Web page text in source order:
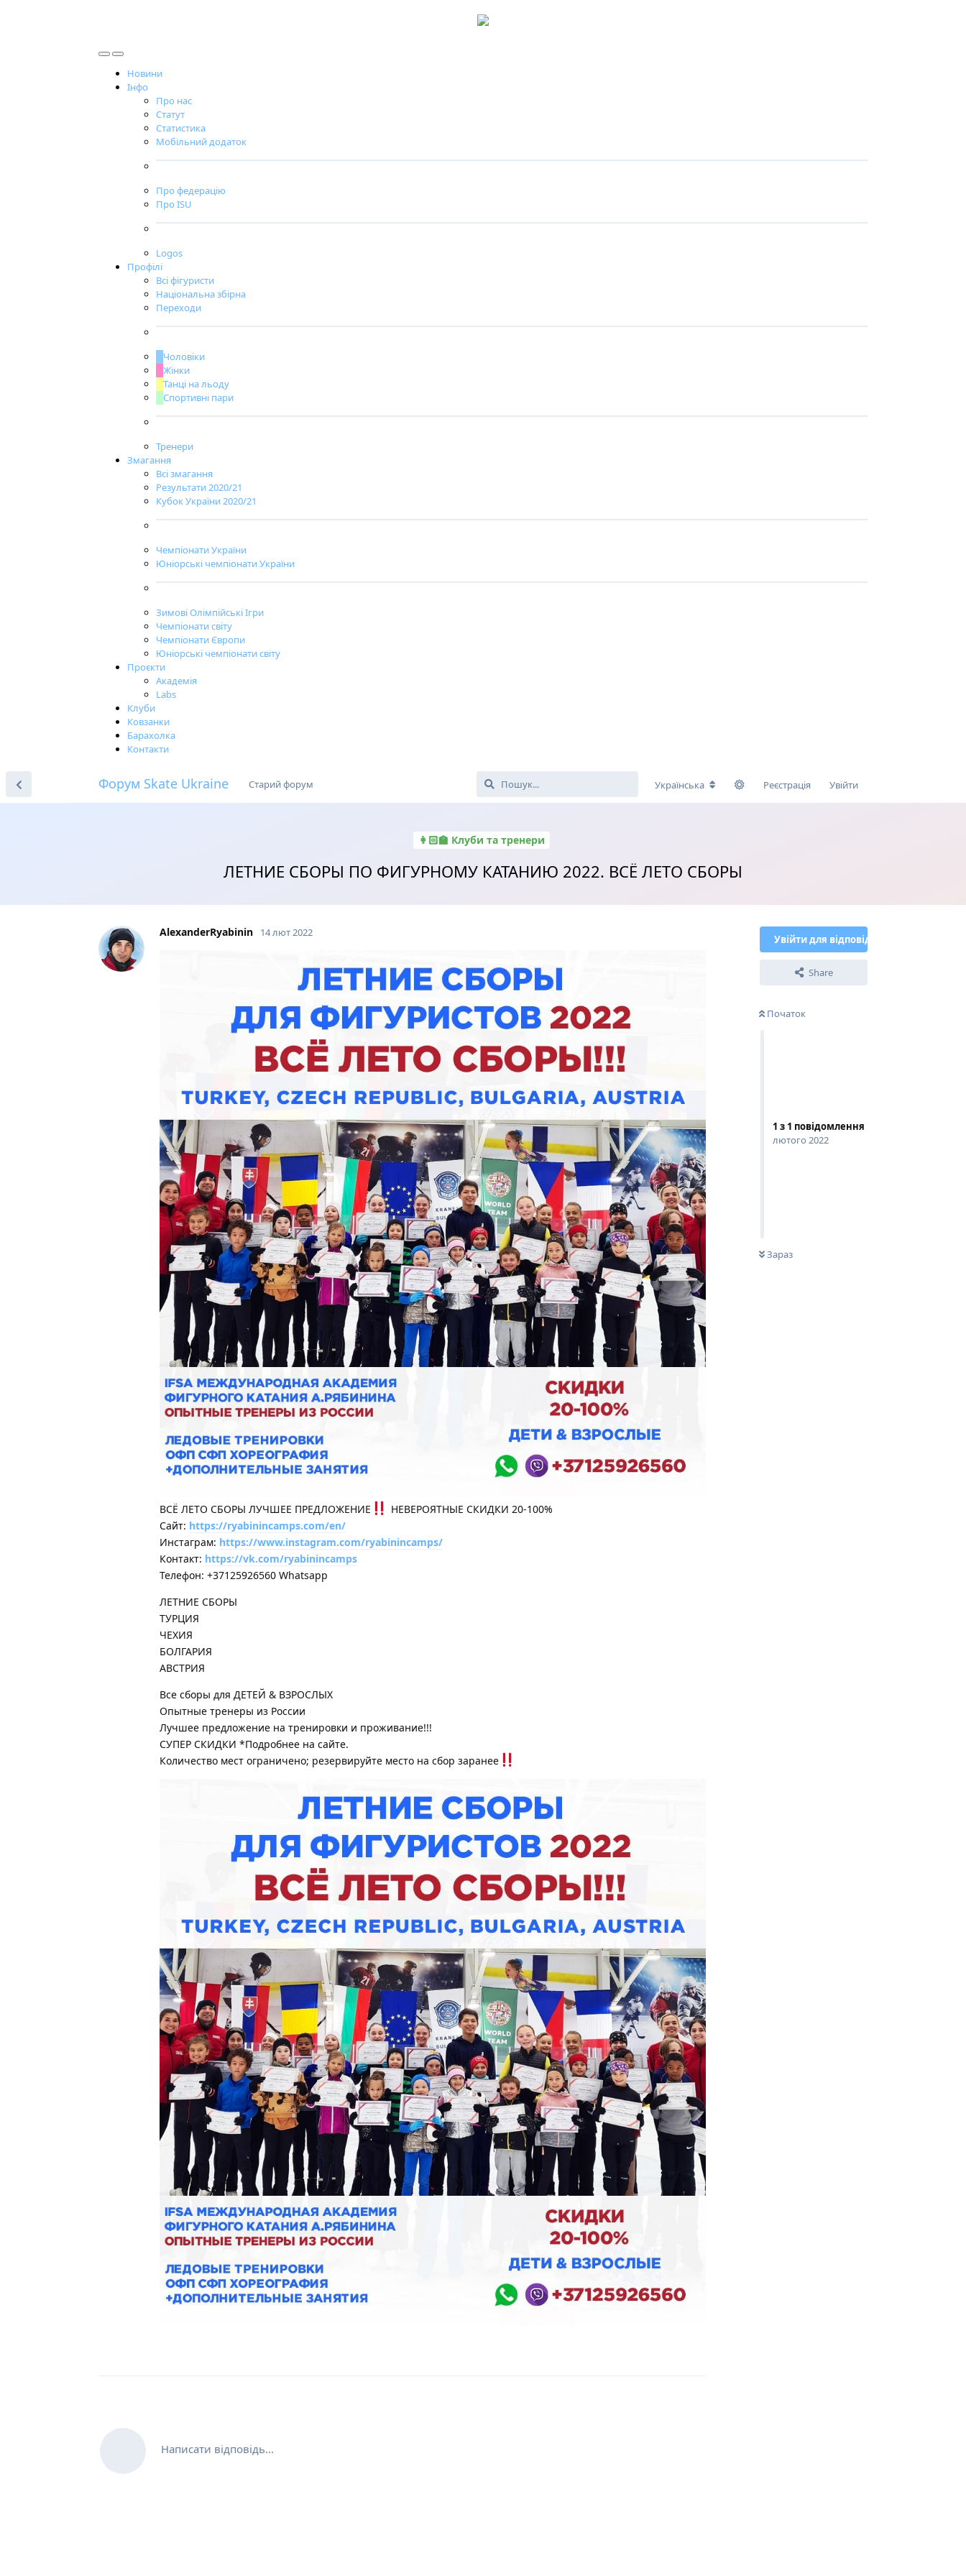
Новини
Інфо
Про нас
Статут
Статистика
Мобільний додаток
Про федерацію
Про ISU
Logos
Профілі
Всі фігуристи
Національна збірна
Переходи
Чоловіки
Жінки
Танці на льоду
Спортивні пари
Тренери
Змагання
Всі змагання
Результати 2020/21
Кубок України 2020/21
Чемпіонати України
Юніорські чемпіонати України
Зимові Олімпійські Ігри
Чемпіонати світу
Чемпіонати Європи
Юніорські чемпіонати світу
Проєкти
Академія
Labs
Клуби
Ковзанки
Барахолка
Контакти
Форум Skate Ukraine Старий форум Українська Реєстрація Увійти
👩🏻‍🏫 Клуби та тренери
ЛЕТНИЕ СБОРЫ ПО ФИГУРНОМУ КАТАНИЮ 2022. ВСЁ ЛЕТО СБОРЫ
Увійти для відповіді
Share
Початок
1 з 1 повідомлення
лютого 2022
Зараз
AlexanderRyabinin 14 лют 2022
ВСЁ ЛЕТО СБОРЫ ЛУЧШЕЕ ПРЕДЛОЖЕНИЕ
НЕВЕРОЯТНЫЕ СКИДКИ 20-100%
Сайт: https://ryabinincamps.com/en/
Инстаграм: https://www.instagram.com/ryabinincamps/
Контакт: https://vk.com/ryabinincamps
Телефон: +37125926560 Whatsapp
ЛЕТНИЕ СБОРЫ
TУРЦИЯ
ЧЕХИЯ
БОЛГАРИЯ
AВСТРИЯ
Все сборы для ДЕТЕЙ & ВЗРОСЛЫХ
Опытные тренеры из России
Лучшее предложение на тренировки и проживание!!!
СУПЕР СКИДКИ *Подробнее на сайте.
Количество мест ограничено; резервируйте место на сбор заранее
Написати відповідь...